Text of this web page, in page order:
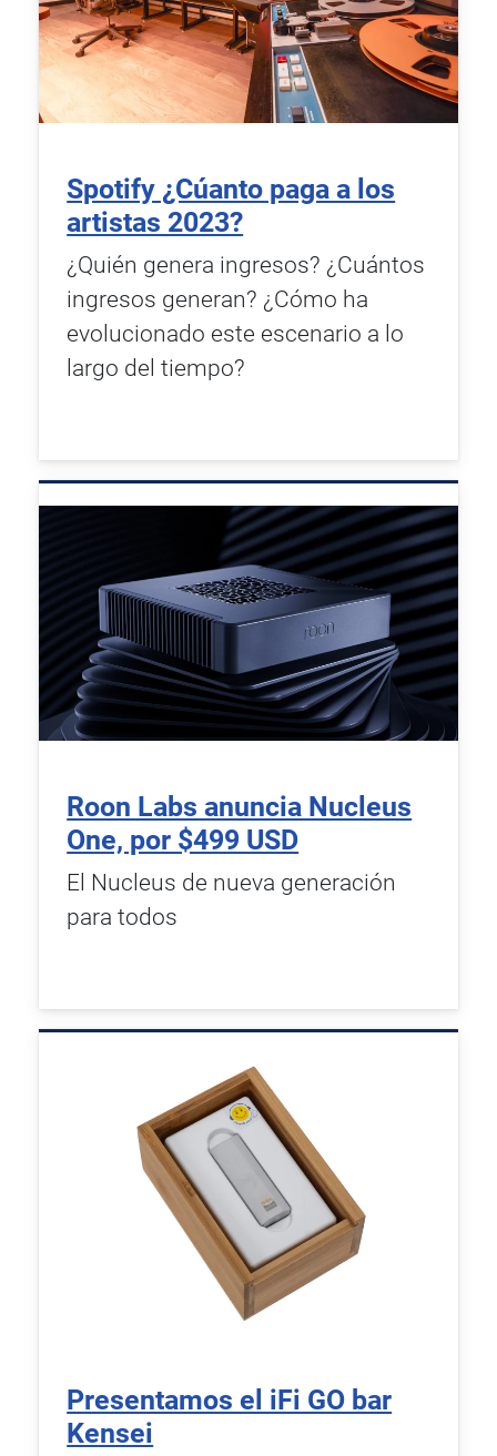
Spotify ¿Cúanto paga a los
artistas 2023?
¿Quién genera ingresos? ¿Cuántos
ingresos generan? ¿Cómo ha
evolucionado este escenario a lo
largo del tiempo?
Roon Labs anuncia Nucleus
One, por $499 USD
El Nucleus de nueva generación
para todos
Presentamos el iFi GO bar
Kensei